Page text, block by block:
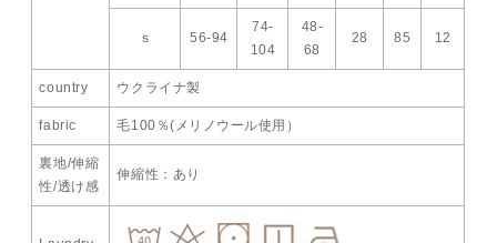
ｓ 56-94
74-
104
48-
68
28 85 12
country ウクライナ製
fabric 毛100％(メリノウール使用）
裏地/伸縮
性/透け感
伸縮性：あり